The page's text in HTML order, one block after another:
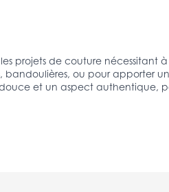
projets de couture nécessitant
ou pour apporter
et un aspect authentique,